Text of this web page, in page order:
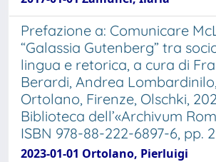
Prefazione a: Comunicare
“Galassia Gutenberg” tra
lingua e retorica, a cura di
Berardi, Andrea
Ortolano, Firenze, Olschki,
Biblioteca dell’«Archivum
ISBN 978-88-222-6897-6, pp.
2023-01-01 Ortolano, Pierluigi